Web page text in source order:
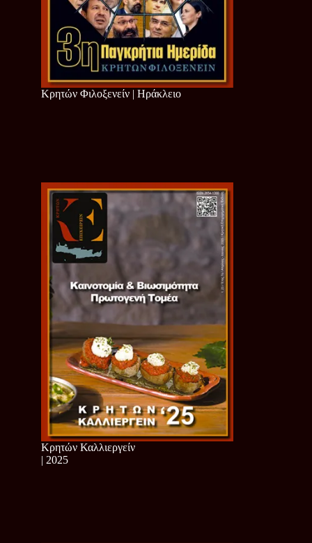
Κρητών Φιλοξενείν | Ηράκλειο
Κρητών Καλλιεργείν
| 2025